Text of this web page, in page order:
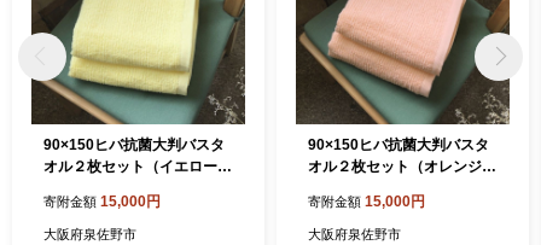
90×150ヒバ抗菌大判バスタ
オル２枚セット（イエロー）
産 吸水 普段使い 無地 シンプ
ル 日用品 家族 ファミリー】
寄附金額 15,000円
大阪府泉佐野市
90×150ヒバ抗菌大判バスタ
オル２枚セット（オレンジ）
産 吸水 普段使い 無地 シンプ
ル 日用品 家族 ファミリー】
寄附金額 15,000円
大阪府泉佐野市